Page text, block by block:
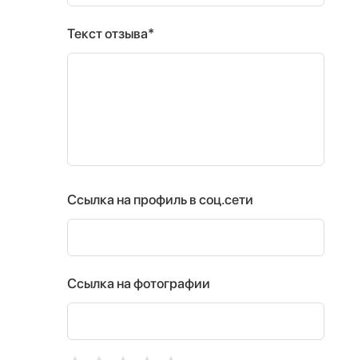
Текст отзыва*
Ссылка на профиль в соц.сети
Ссылка на фотографии